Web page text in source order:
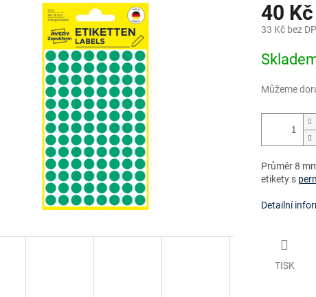
40 Kč
33 Kč bez
cena:
Můžeme
Průměr 8
etikety s
Detailní
TISK